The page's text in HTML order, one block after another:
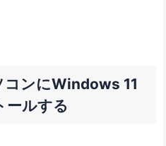
ンにWindows 11
ールする